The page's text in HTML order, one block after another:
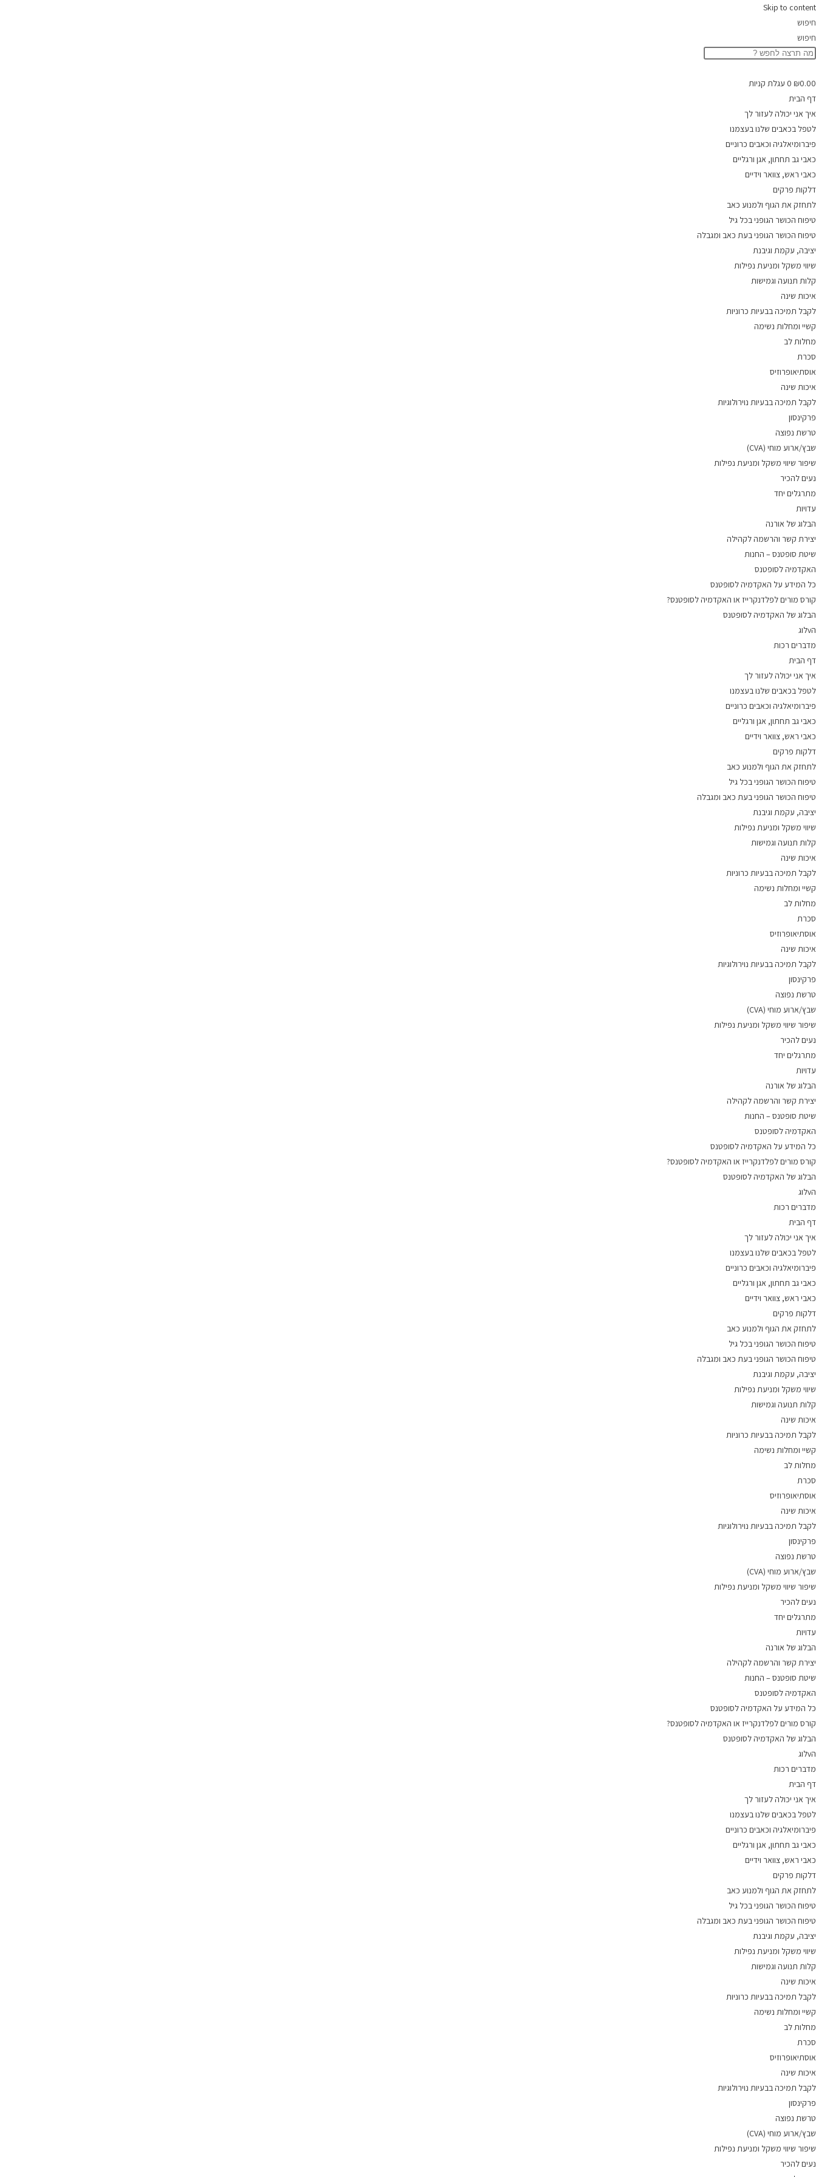
Skip to content
חיפוש
חיפוש
₪0.00
0 עגלת קניות
דף הבית
איך אני יכולה לעזור לך
לטפל בכאבים שלנו בעצמנו
פיברומיאלגיה וכאבים כרוניים
כאבי גב תחתון, אגן ורגליים
כאבי ראש, צוואר וידיים
דלקות פרקים
לתחזק את הגוף ולמנוע כאב
טיפוח הכושר הגופני בכל גיל
טיפוח הכושר הגופני בעת כאב ומגבלה
יציבה, עקמת וגיבנת
שיווי משקל ומניעת נפילות
קלות תנועה וגמישות
איכות שינה
לקבל תמיכה בבעיות כרוניות
קשיי ומחלות נשימה
מחלות לב
סכרת
אוסתיאופרוזיס
איכות שינה
לקבל תמיכה בבעיות נוירולוגיות
פרקינסון
טרשת נפוצה
שבץ/ארוע מוחי (CVA)
שיפור שיווי משקל ומניעת נפילות
נעים להכיר
מתרגלים יחד
עדויות
הבלוג של אורנה
יצירת קשר והרשמה לקהילה
שיטת סופטנס – החנות
האקדמיה לסופטנס
כל המידע על האקדמיה לסופטנס
קורס מורים לפלדנקרייז או האקדמיה לסופטנס?
הבלוג של האקדמיה לסופטנס
הvלוג
מדברים רכות
דף הבית
איך אני יכולה לעזור לך
לטפל בכאבים שלנו בעצמנו
פיברומיאלגיה וכאבים כרוניים
כאבי גב תחתון, אגן ורגליים
כאבי ראש, צוואר וידיים
דלקות פרקים
לתחזק את הגוף ולמנוע כאב
טיפוח הכושר הגופני בכל גיל
טיפוח הכושר הגופני בעת כאב ומגבלה
יציבה, עקמת וגיבנת
שיווי משקל ומניעת נפילות
קלות תנועה וגמישות
איכות שינה
לקבל תמיכה בבעיות כרוניות
קשיי ומחלות נשימה
מחלות לב
סכרת
אוסתיאופרוזיס
איכות שינה
לקבל תמיכה בבעיות נוירולוגיות
פרקינסון
טרשת נפוצה
שבץ/ארוע מוחי (CVA)
שיפור שיווי משקל ומניעת נפילות
נעים להכיר
מתרגלים יחד
עדויות
הבלוג של אורנה
יצירת קשר והרשמה לקהילה
שיטת סופטנס – החנות
האקדמיה לסופטנס
כל המידע על האקדמיה לסופטנס
קורס מורים לפלדנקרייז או האקדמיה לסופטנס?
הבלוג של האקדמיה לסופטנס
הvלוג
מדברים רכות
דף הבית
איך אני יכולה לעזור לך
לטפל בכאבים שלנו בעצמנו
פיברומיאלגיה וכאבים כרוניים
כאבי גב תחתון, אגן ורגליים
כאבי ראש, צוואר וידיים
דלקות פרקים
לתחזק את הגוף ולמנוע כאב
טיפוח הכושר הגופני בכל גיל
טיפוח הכושר הגופני בעת כאב ומגבלה
יציבה, עקמת וגיבנת
שיווי משקל ומניעת נפילות
קלות תנועה וגמישות
איכות שינה
לקבל תמיכה בבעיות כרוניות
קשיי ומחלות נשימה
מחלות לב
סכרת
אוסתיאופרוזיס
איכות שינה
לקבל תמיכה בבעיות נוירולוגיות
פרקינסון
טרשת נפוצה
שבץ/ארוע מוחי (CVA)
שיפור שיווי משקל ומניעת נפילות
נעים להכיר
מתרגלים יחד
עדויות
הבלוג של אורנה
יצירת קשר והרשמה לקהילה
שיטת סופטנס – החנות
האקדמיה לסופטנס
כל המידע על האקדמיה לסופטנס
קורס מורים לפלדנקרייז או האקדמיה לסופטנס?
הבלוג של האקדמיה לסופטנס
הvלוג
מדברים רכות
דף הבית
איך אני יכולה לעזור לך
לטפל בכאבים שלנו בעצמנו
פיברומיאלגיה וכאבים כרוניים
כאבי גב תחתון, אגן ורגליים
כאבי ראש, צוואר וידיים
דלקות פרקים
לתחזק את הגוף ולמנוע כאב
טיפוח הכושר הגופני בכל גיל
טיפוח הכושר הגופני בעת כאב ומגבלה
יציבה, עקמת וגיבנת
שיווי משקל ומניעת נפילות
קלות תנועה וגמישות
איכות שינה
לקבל תמיכה בבעיות כרוניות
קשיי ומחלות נשימה
מחלות לב
סכרת
אוסתיאופרוזיס
איכות שינה
לקבל תמיכה בבעיות נוירולוגיות
פרקינסון
טרשת נפוצה
שבץ/ארוע מוחי (CVA)
שיפור שיווי משקל ומניעת נפילות
נעים להכיר